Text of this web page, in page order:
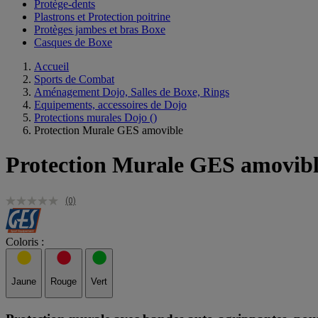
Protège-dents
Plastrons et Protection poitrine
Protèges jambes et bras Boxe
Casques de Boxe
Accueil
Sports de Combat
Aménagement Dojo, Salles de Boxe, Rings
Equipements, accessoires de Dojo
Protections murales Dojo ()
Protection Murale GES amovible
Protection Murale GES
(0)
Coloris :
Jaune Rouge Vert